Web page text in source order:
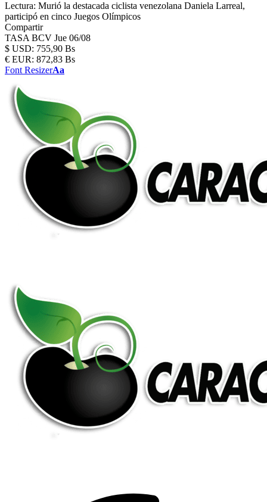
Lectura: Murió la destacada ciclista venezolana Daniela Larreal,
participó en cinco Juegos Olímpicos
Compartir
TASA BCV Jue 06/08
$ USD: 755,90 Bs
€ EUR: 872,83 Bs
Font ResizerAa